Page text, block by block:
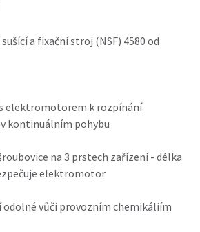
a fixační stroj (NSF) 4580 od
elektromotorem k rozpínání
kontinuálním pohybu
na 3 prstech zařízení - délka
elektromotor
odolné vůči provozním chemikáliím